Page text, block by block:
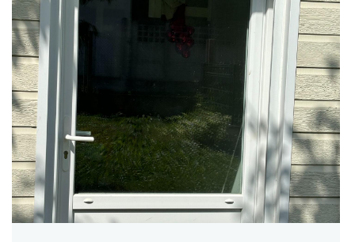
Accueil
intérieure
extérieure
Serrurerie
produits
réalisations
Avis
Une
02 48 67 06
Restez